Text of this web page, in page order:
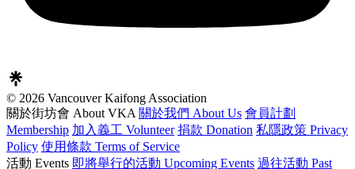
© 2026 Vancouver Kaifong Association
關於街坊會 About VKA 關於我們 About Us 會員計劃
Membership 加入義工 Volunteer 捐款 Donation 私隱政策 Privacy
Policy 使用條款 Terms of Service
活動 Events 即將舉行的活動 Upcoming Events 過往活動 Past